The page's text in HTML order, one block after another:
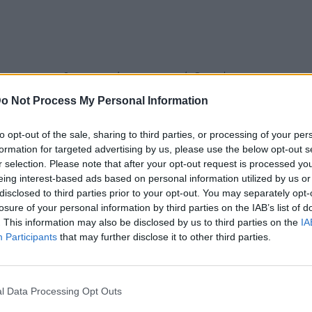
Not Process My Personal Information
opt-out of the sale, sharing to third parties, or processing of your
for targeted advertising by us, please use the below opt-out
selection. Please note that after your opt-out request is processed
interest-based ads based on personal information utilized by us
to third parties prior to your opt-out. You may separately
of your personal information by third parties on the IAB’s list of
This information may also be disclosed by us to third parties on the
Participants that may further disclose it to other third parties.
Data Processing Opt Outs
για το θανατηφόρο εργατικό δυστύχημα
2026, στην περιοχή των Κάτω Πατησίων
εκτέλεσης προγραμματισμένων εργασιών
των ακριβών αιτιών του συμβάντος
τα ειλικρινή τους συλλυπητήρια και
οικογένεια του εκλιπόντος.